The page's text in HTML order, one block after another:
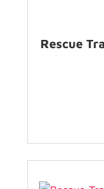
Rescue